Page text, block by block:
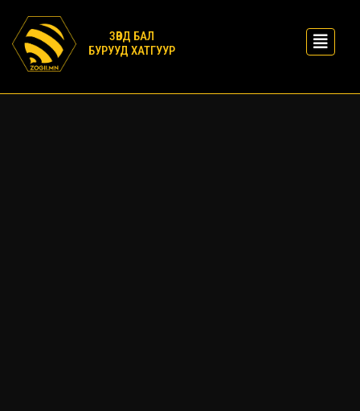
ЗӨВД БАЛ
БУРУУД ХАТГУУР